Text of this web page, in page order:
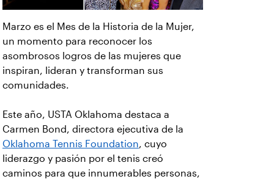
Marzo es el Mes de la Historia de la Mujer,
un momento para reconocer los
asombrosos logros de las mujeres que
inspiran, lideran y transforman sus
comunidades.
Este año, USTA Oklahoma destaca a
Carmen Bond, directora ejecutiva de la
Oklahoma Tennis Foundation, cuyo
liderazgo y pasión por el tenis creó
caminos para que innumerables personas,